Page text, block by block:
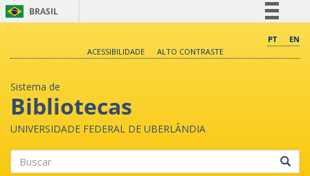
BRASIL
Comunica BR
PT
EN
ACESSIBILIDADE
ALTO CONTRASTE
Sistema de
Bibliotecas
UNIVERSIDADE FEDERAL DE UBERLÂNDIA